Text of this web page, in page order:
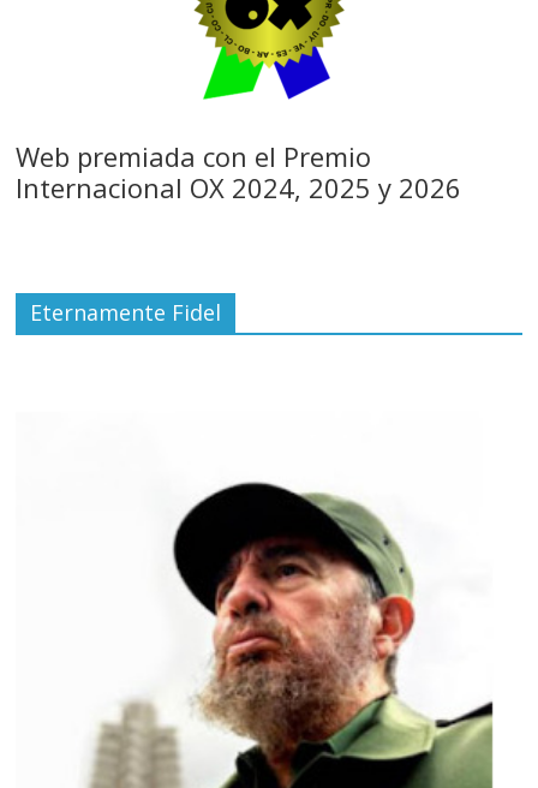
Web premiada con el Premio
Internacional OX 2024, 2025 y 2026
Eternamente Fidel